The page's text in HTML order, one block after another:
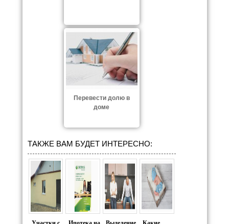
Перевести долю в
доме
ТАКЖЕ ВАМ БУДЕТ ИНТЕРЕСНО: